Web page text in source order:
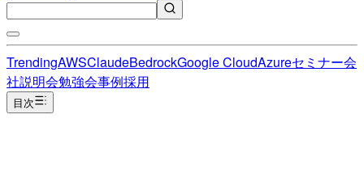
TrendingAWSClaudeBedrockGoogle CloudAzureセミナー会
社説明会勉強会事例採用
目次